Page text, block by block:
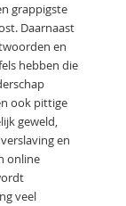
grappigste
Daarnaast
en
hebben die
ook pittige
geweld,
en
online
veel